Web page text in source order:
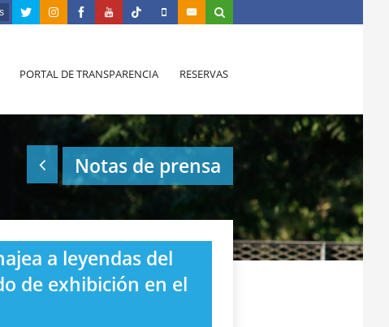
PORTAL DE TRANSPARENCIA RESERVAS
Notas de prensa
a leyendas del
de exhibición en el